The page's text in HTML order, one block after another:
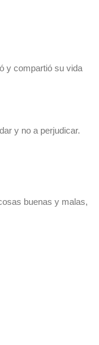
y compartió su vida
y no a perjudicar.
buenas y malas,